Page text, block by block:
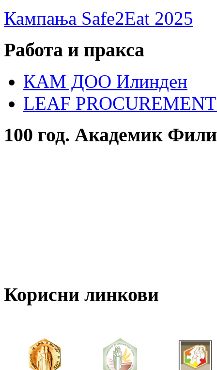
Кампања Safe2Eat 2025
Работа и пракса
КАМ ДОО Илинден
LEAF
100 год. Академик
Корисни линкови